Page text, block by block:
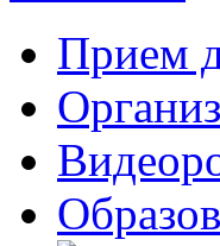
Прием